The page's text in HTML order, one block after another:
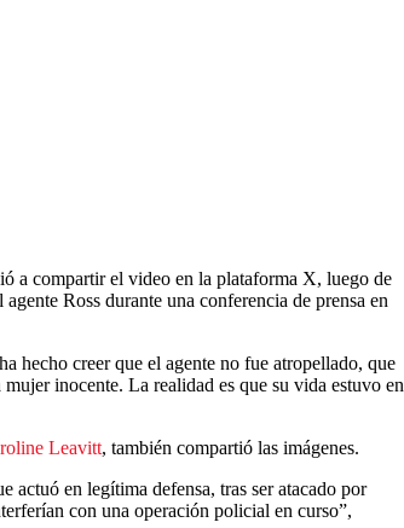
a compartir el video en la plataforma X, luego de
Ross durante una conferencia de prensa en
hecho creer que el agente no fue atropellado, que
inocente. La realidad es que su vida estuvo en
Leavitt, también compartió las imágenes.
actuó en legítima defensa, tras ser atacado por
con una operación policial en curso”,